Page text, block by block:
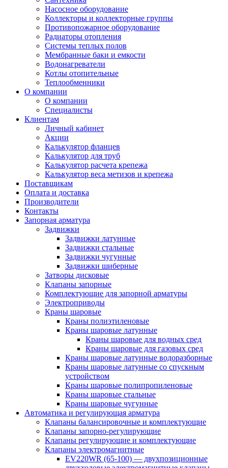
Насосное оборудование
Коллекторы и коллекторные группы
Противопожарное оборудование
Радиаторы отопления
Системы теплых полов
Мембранные баки и емкости
Водонагреватели
Котлы отопительные
Теплообменники
О компании
О компании
Специалисты
Клиентам
Личный кабинет
Акции
Калькулятор фланцев
Калькулятор для труб
Калькулятор расчета крепежа
Калькулятор веса метизов и крепежа
Поставщикам
Оплата и доставка
Производители
Контакты
Запорная арматура
Задвижки
Задвижки латунные
Задвижки стальные
Задвижки чугунные
Задвижки шиберные
Затворы дисковые
Клапаны запорные
Комплектующие для запорной арматуры
Электроприводы
Краны шаровые
Краны полиэтиленовые
Краны шаровые латунные
Краны шаровые для водных сред
Краны шаровые для газовых сред
Краны шаровые латунные водоразборные
Краны шаровые латунные со спускным
устройством
Краны шаровые полипропиленовые
Краны шаровые стальные
Краны шаровые чугунные
Автоматика и регулирующая арматура
Клапаны балансировочные и комплектующие
Клапаны запорно-регулирующие
Клапаны регулирующие и комплектующие
Клапаны электромагнитные
EV220WR (65-100) — двухпозиционные